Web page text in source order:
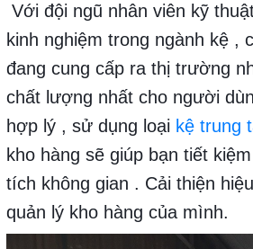
Với đội ngũ nhân viên kỹ
kinh nghiệm trong ngành kệ ,
đang cung cấp ra thị trường
chất lượng nhất cho người
hợp lý , sử dụng loại kệ trung
kho hàng sẽ giúp bạn tiết
tích không gian . Cải thiện
quản lý kho hàng của mình.